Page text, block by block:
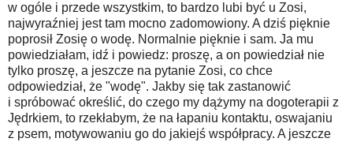
w ogóle i przede wszystkim, to bardzo lubi być u Zosi,
najwyraźniej jest tam mocno zadomowiony. A dziś pięknie
poprosił Zosię o wodę. Normalnie pięknie i sam. Ja mu
powiedziałam, idź i powiedz: proszę, a on powiedział nie
tylko proszę, a jeszcze na pytanie Zosi, co chce
odpowiedział, że "wodę". Jakby się tak zastanowić
i spróbować określić, do czego my dążymy na dogoterapii z
Jędrkiem, to rzekłabym, że na łapaniu kontaktu, oswajaniu
z psem, motywowaniu go do jakiejś współpracy. A jeszcze